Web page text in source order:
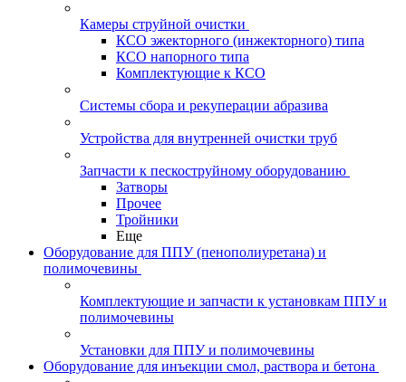
Камеры струйной очистки
КСО эжекторного (инжекторного) типа
КСО напорного типа
Комплектующие к КСО
Системы сбора и рекуперации абразива
Устройства для внутренней очистки труб
Запчасти к пескоструйному оборудованию
Затворы
Прочее
Тройники
Еще
Оборудование для ППУ (пенополиуретана) и
полимочевины
Комплектующие и запчасти к установкам ППУ и
полимочевины
Установки для ППУ и полимочевины
Оборудование для инъекции смол, раствора и бетона